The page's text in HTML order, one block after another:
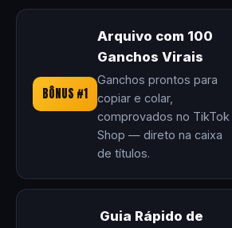
BÔNUS #1
Arquivo com 100
Ganchos Virais
Ganchos prontos para
copiar e colar,
comprovados no TikTok
Shop — direto na caixa
de títulos.
Guia Rápido de